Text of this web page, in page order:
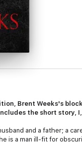
Brent Weeks's
the short story,
and a father; a
is a man ill-fit for